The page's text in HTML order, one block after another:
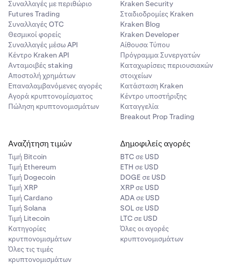
Συναλλαγές με περιθώριο
Futures Trading
Συναλλαγές OTC
Θεσμικοί φορείς
Συναλλαγές μέσω API
Κέντρο Kraken API
Ανταμοιβές staking
Αποστολή χρημάτων
Επαναλαμβανόμενες αγορές
Αγορά κρυπτονομίσματος
Πώληση κρυπτονομισμάτων
Kraken Security
Σταδιοδρομίες Kraken
Kraken Blog
Kraken Developer
Αίθουσα Τύπου
Πρόγραμμα Συνεργατών
Καταχωρίσεις περιουσιακών
στοιχείων
Κατάσταση Kraken
Κέντρο υποστήριξης
Καταγγελία
Breakout Prop Trading
Αναζήτηση τιμών
Τιμή Βitcoin
Τιμή Ethereum
Τιμή Dogecoin
Τιμή XRP
Τιμή Cardano
Τιμή Solana
Τιμή Litecoin
Κατηγορίες
κρυτπονομισμάτων
Όλες τις τιμές
κρυπτονομισμάτων
Δημοφιλείς αγορές
BTC σε USD
ETH σε USD
DOGE σε USD
XRP σε USD
ADA σε USD
SOL σε USD
LTC σε USD
Όλες οι αγορές
κρυπτονομισμάτων